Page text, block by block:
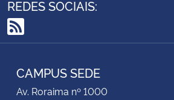
Secretaria de Governo
REDES SOCIAIS:
RSS
CAMPUS SEDE
Av. Roraima nº 1000